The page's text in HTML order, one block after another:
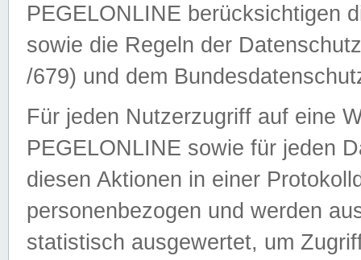
PEGELONLINE berücksichtigen
sowie die Regeln der
/679) und dem
Für jeden Nutzerzugriff auf eine
PEGELONLINE sowie für jeden
diesen Aktionen in einer
personenbezogen und werden
statistisch ausgewertet, um